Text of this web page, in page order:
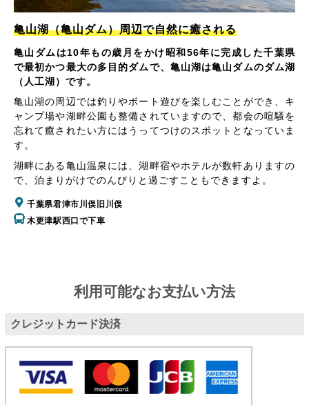
亀山湖（亀山ダム）周辺で自然に癒される
亀山ダムは10年もの歳月をかけ昭和56年に完成した千葉県
で最初かつ最大の多目的ダムで、亀山湖は亀山ダムのダム湖
（人工湖）です。
亀山湖の周辺では釣りやボート遊びを楽しむことができ、キ
ャンプ場や湖畔公園も整備されていますので、都会の喧騒を
忘れて癒されたい方にはうってつけのスポットとなっていま
す。
湖畔にある亀山温泉には、湖畔宿やホテルが数軒ありますの
で、泊まりがけでのんびりと過ごすこともできますよ。
千葉県君津市川俣旧川俣
木更津駅西口で下車
利用可能なお支払い方法
クレジットカード決済